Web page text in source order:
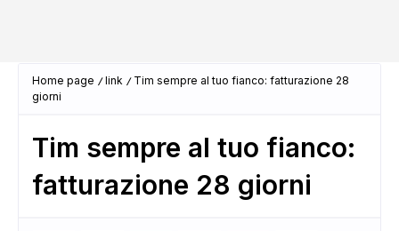
Home page link
Tim sempre al tuo fianco: fatturazione 28
giorni
Tim sempre al tuo fianco:
fatturazione 28 giorni